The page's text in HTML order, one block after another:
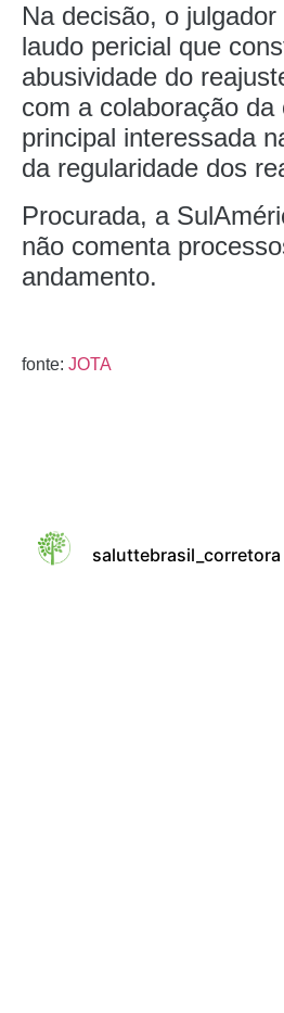
Na decisão, o
laudo pericial que
abusividade do
com a colaboração da
principal interessada
da regularidade dos
Procurada, a
não comenta
andamento.
fonte: JOTA
saluttebrasil_corretora